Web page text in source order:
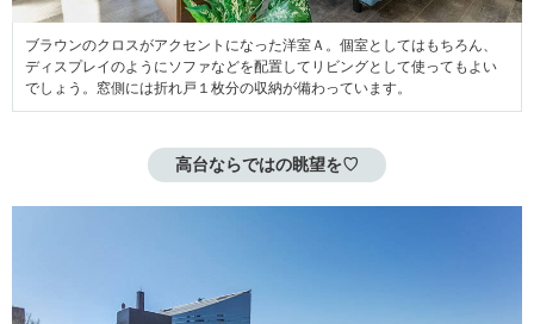
ブラウンのクロスがアクセントになった洋室Ａ。個室としてはもちろん、
ディスプレイのようにソファなどを配置してリビングとして使ってもよい
でしょう。窓側には折れ戸１枚分の収納が備わっています。
高台ならではの眺望を♡